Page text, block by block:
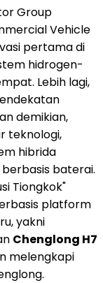
Group
Vehicle
pertama di
hidrogen-
Lebih lagi,
demikian,
teknologi,
hibrida
baterai.
Tiongkok"
platform
yakni
Chenglong H7
melengkapi